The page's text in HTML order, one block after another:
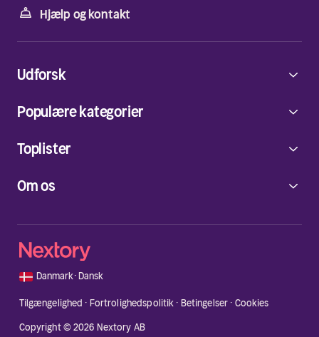
Hjælp og kontakt
Om os
Udforsk
Populære kategorier
Toplister
🇩🇰 Danmark·Dansk
Tilgængelighed · Fortrolighedspolitik · Betingelser · Cookies
Copyright © 2026 Nextory AB